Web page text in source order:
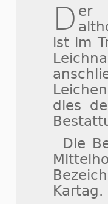
D er
ist im
dies
Die
Kartag.